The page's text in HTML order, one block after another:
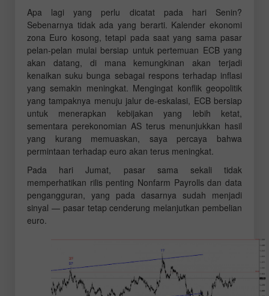
Apa lagi yang perlu dicatat pada hari Senin?
Sebenarnya tidak ada yang berarti. Kalender ekonomi
zona Euro kosong, tetapi pada saat yang sama pasar
pelan-pelan mulai bersiap untuk pertemuan ECB yang
akan datang, di mana kemungkinan akan terjadi
kenaikan suku bunga sebagai respons terhadap inflasi
yang semakin meningkat. Mengingat konflik geopolitik
yang tampaknya menuju jalur de-eskalasi, ECB bersiap
untuk menerapkan kebijakan yang lebih ketat,
sementara perekonomian AS terus menunjukkan hasil
yang kurang memuaskan, saya percaya bahwa
permintaan terhadap euro akan terus meningkat.
Pada hari Jumat, pasar sama sekali tidak
memperhatikan rilis penting Nonfarm Payrolls dan data
pengangguran, yang pada dasarnya sudah menjadi
sinyal — pasar tetap cenderung melanjutkan pembelian
euro.